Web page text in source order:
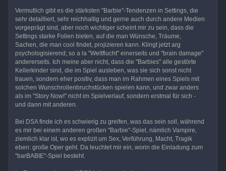
Vermutlich gibt es die stärksten "Barbie"-Tendenzen in Settings, die
sehr detailliert, sehr reichhaltig und gerne auch durch andere Medien
vorgeprägt sind, aber noch wichtiger scheint mir zu sein, dass die
Settings starke Folien bieten, auf die man Wünsche, Träume,
Sachen, die man cool findet, projizieren kann. Klingt jetzt arg
psychologisierend; so a la "Weltflucht" einerseits und "brain damage"
andererseits. Ich meine aber nicht, dass die "Barbies" alle gestörte
Kellerkinder sind, die im Spiel ausleben, was sie sich sonst nicht
trauen, sondern eher positiv, dass man im Rahmen eines Spiels mit
solchen Wunschrollenbruchstücken spielen kann, und zwar anders
als im "Story Now!" nicht im Spielverlauf, sondern erstmal für sich -
und dann mit anderen.
Bei DSA finde ich es schwierig zu greifen, was das sein soll, während
es mir bei einem anderen großen "Barbie"-Spiel, nämlich Vampire,
ziemlich klar ist, wo es explizit um Sex, Verführung, Macht, Tragik
eben: große Oper geht. Da leuchtet mir ein, worin die Einladung zum
"barBABIE"-Spiel besteht.